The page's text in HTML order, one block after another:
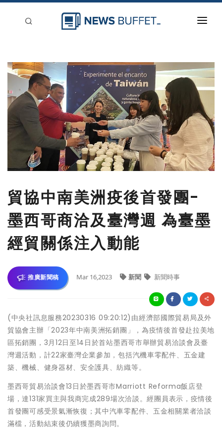
新聞稿分類
登入
刊登
貿協中南美洲疫後首發團-
墨西哥商洽及臺灣週 為臺墨
經貿關係注入動能
推廣新聞稿 Mar 16,2023 新聞 新聞時事
(中央社訊息服務20230316 09:20:12)由經濟部國際貿易局及外
貿協會主辦「2023年中南美洲拓銷團」，為疫情後首發赴拉美地
區拓銷團，3月12日至14日於首站墨西哥市舉辦貿易洽談會及臺
灣週活動，計22家臺灣企業參加，包括汽機車零配件、五金建
築、機械、健身器材、安全護具、紡織等。
墨西哥貿易洽談會13日於墨西哥市Marriott Reforma飯店登
場，達131家買主與我商完成289場次洽談。經團員表示，疫情後
首發團可感受景氣漸恢復；其中汽車零配件、五金相關業者洽談
滿檔，活動結束後仍續獲墨商詢問。